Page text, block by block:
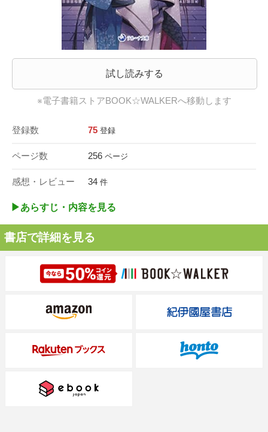
試し読みする
※電子書籍ストアBOOK☆WALKERへ移動します
登録数 75 登録
ページ数 256 ページ
感想・レビュー 34 件
▶︎あらすじ・内容を見る
書店で詳細を見る